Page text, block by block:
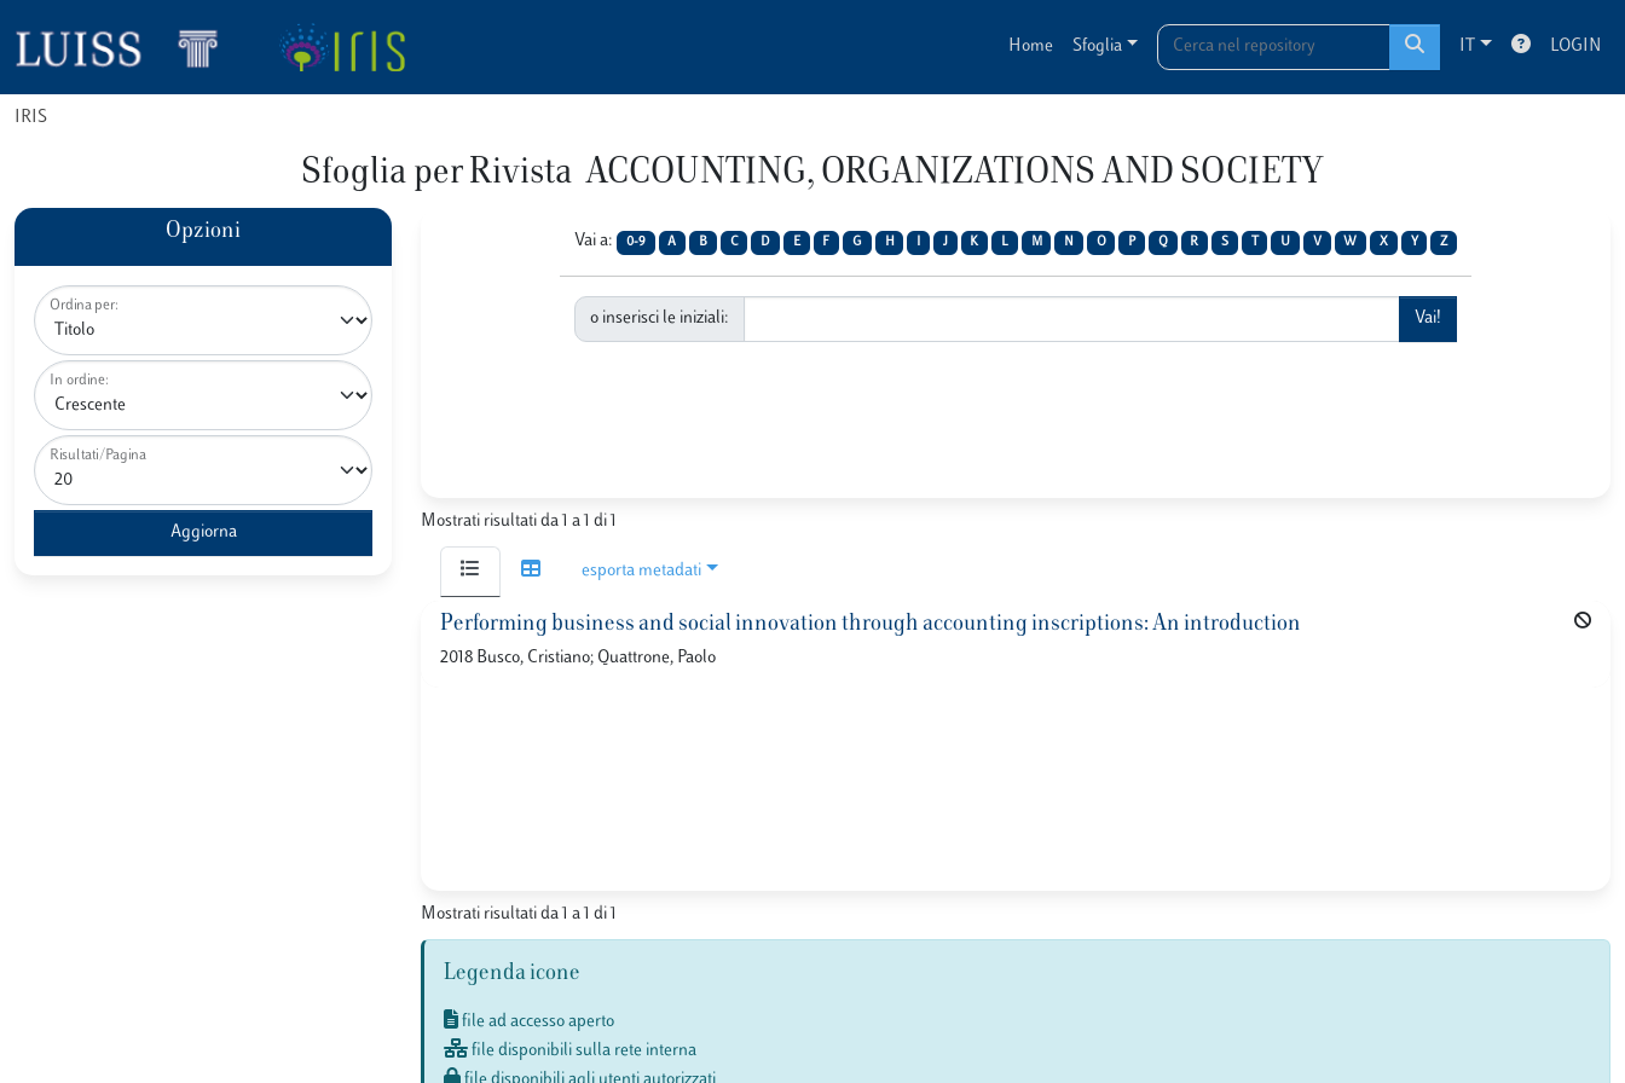
Home Sfoglia IT LOGIN
IRIS
Sfoglia per Rivista ACCOUNTING, ORGANIZATIONS AND SOCIETY
Opzioni
Ordina per:
In ordine:
Risultati/Pagina
Vai a: 0-9 A B C D E F G H J K L M N O P Q R S U V W X Y Z
o inserisci le iniziali:
Mostrati risultati da 1 a 1 di 1
esporta metadati
Performing business and social innovation through accounting inscriptions: An introduction
2018 Busco, Cristiano; Quattrone, Paolo
Mostrati risultati da 1 a 1 di 1
Legenda icone
file ad accesso aperto
file disponibili sulla rete interna